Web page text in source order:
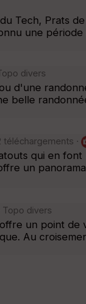
Tech, Prats
une
divers
d'une
belle
téléchargements ·
qui en
un
Topo divers
un point de
Au